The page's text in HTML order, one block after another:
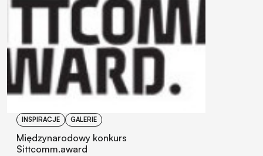
INSPIRACJE GALERIE
Międzynarodowy konkurs
Sittcomm.award